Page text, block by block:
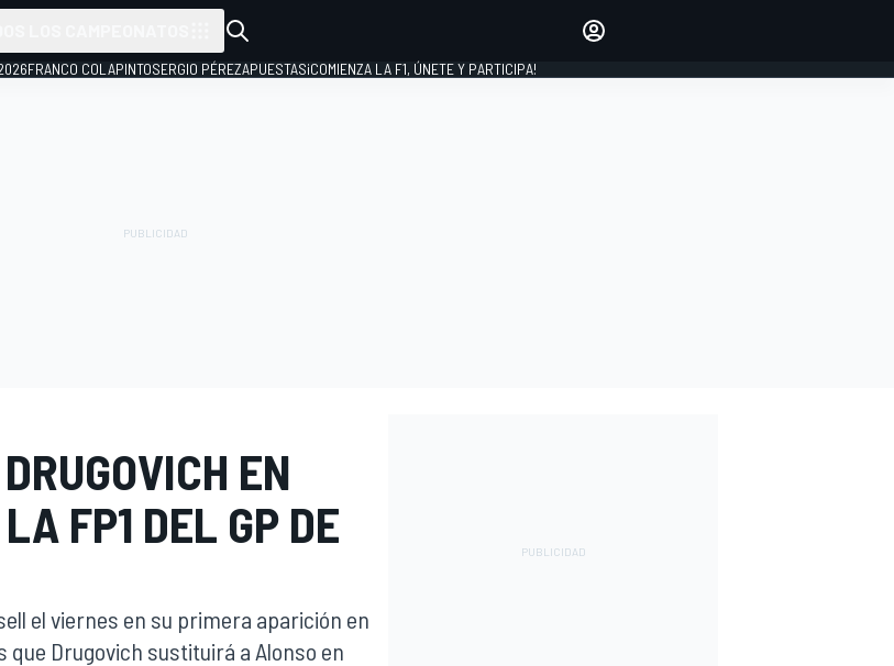
INICIAR SESIÓN
FRANCO COLAPINTOSERGIO PÉREZAPUESTAS¡COMIENZA LA F1, ÚNETE Y PARTICIPA!
EN
FP1 DEL GP DE
el viernes en su primera aparición en
Drugovich sustituirá a Alonso en